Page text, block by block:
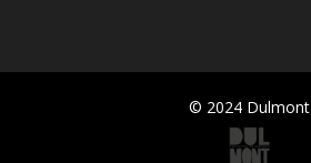
© 2024 Dulmont